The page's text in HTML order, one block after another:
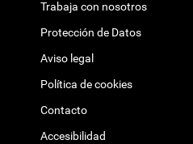
Trabaja con nosotros
Protección de Datos
Aviso legal
Política de cookies
Contacto
Accesibilidad